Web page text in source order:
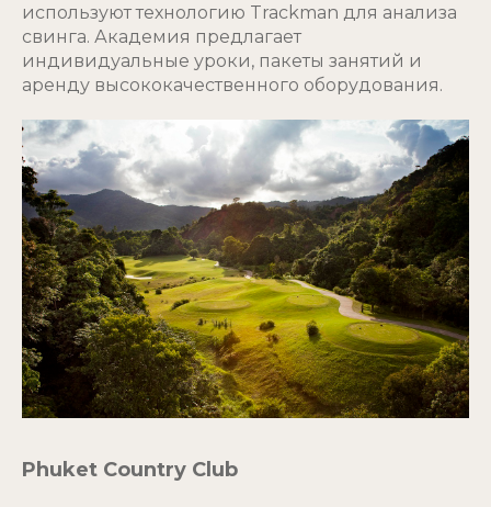
используют технологию Trackman для анализа
свинга. Академия предлагает
индивидуальные уроки, пакеты занятий и
аренду высококачественного оборудования.
Phuket Country Club